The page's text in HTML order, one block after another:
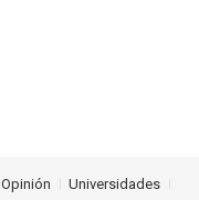
Opinión Universidades